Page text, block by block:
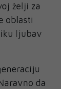
želji za
oblasti
ljubav
da